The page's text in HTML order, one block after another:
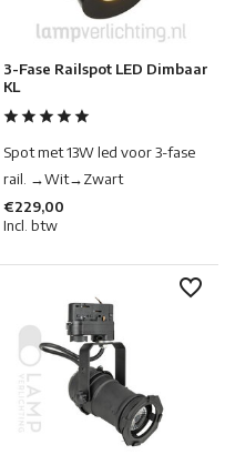
3-Fase Railspot LED Dimbaar
KL
Spot met 13W led voor 3-fase
rail. →Wit→Zwart
€229,00
Incl. btw